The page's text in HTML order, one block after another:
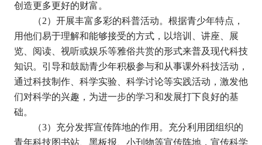
创造更多更好的财富。
（2）开展丰富多彩的科普活动。根据青少年特点，
用他们易于理解和能够接受的方式，以培训、讲座、展
览、阅读、视听或娱乐等雅俗共赏的形式来普及现代科技
知识。引导和鼓励青少年积极参与和从事课外科技活动，
通过科技制作、科学实验、科学讨论等实践活动，激发他
们对科学的兴趣，为进一步的学习和发展打下良好的基
础。
（3）充分发挥宣传阵地的作用。充分利用团组织的
青年科技图书站、黑板报、小刊物等宣传阵地，宣传科学